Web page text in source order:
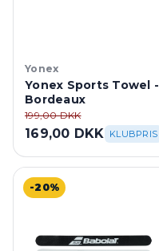
Yonex
Yonex Sports Towel -
Bordeaux
199,00 DKK
169,00 DKK KLUBPRIS
-20%